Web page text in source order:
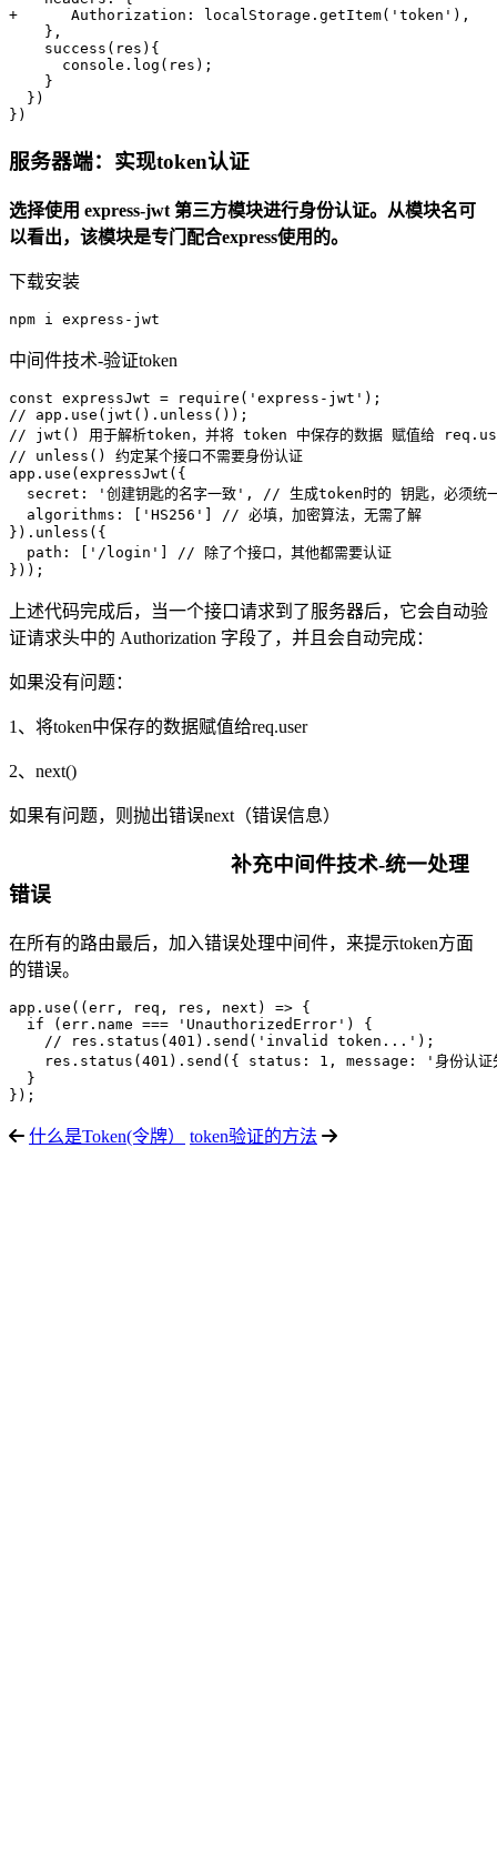
+      Authorization: localStorage.getItem('token'),
    },
    success(res){
      console.log(res);
    }
  })
})
服务器端：实现token认证
选择使用 express-jwt 第三方模块进行身份认证。从模块名可
以看出，该模块是专门配合express使用的。
下载安装
npm i express-jwt
中间件技术-验证token
const expressJwt = require('express-jwt');
// app.use(jwt().unless());
// jwt() 用于解析token，并将 token 中保存的数据 赋值给
// unless() 约定某个接口不需要身份认证
app.use(expressJwt({
secret: '创建钥匙的名字一致', // 生成token时的 钥匙，必须统
  algorithms: ['HS256'] // 必填，加密算法，无需了解
}).unless({
  path: ['/login'] // 除了个接口，其他都需要认证
}));
上述代码完成后，当一个接口请求到了服务器后，它会自动验
证请求头中的 Authorization 字段了，并且会自动完成：
如果没有问题：
1、将token中保存的数据赋值给req.user
2、next()
如果有问题，则抛出错误next（错误信息）
补充中间件技术-统一处理
错误
在所有的路由最后，加入错误处理中间件，来提示token方面
的错误。
app.use((err, req, res, next) => {
  if (err.name === 'UnauthorizedError') {
    // res.status(401).send('invalid token...');
res.status(401).send({ status: 1, message: '身份认证
  }
});
什么是Token(令牌） token验证的方法